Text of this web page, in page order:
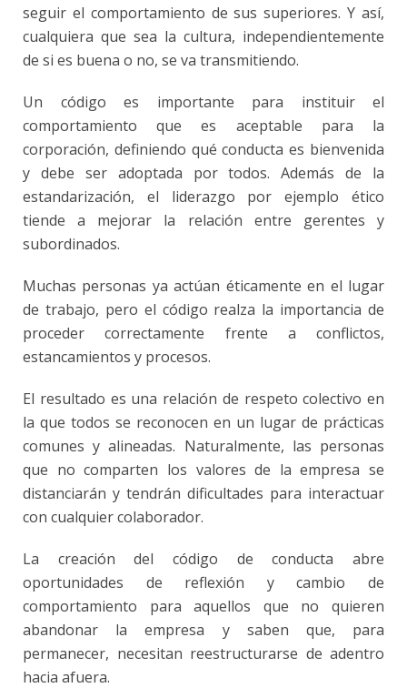
seguir el comportamiento de sus superiores. Y así,
cualquiera que sea la cultura, independientemente
de si es buena o no, se va transmitiendo.
Un código es importante para instituir el
comportamiento que es aceptable para la
corporación, definiendo qué conducta es bienvenida
y debe ser adoptada por todos. Además de la
estandarización, el liderazgo por ejemplo ético
tiende a mejorar la relación entre gerentes y
subordinados.
Muchas personas ya actúan éticamente en el lugar
de trabajo, pero el código realza la importancia de
proceder correctamente frente a conflictos,
estancamientos y procesos.
El resultado es una relación de respeto colectivo en
la que todos se reconocen en un lugar de prácticas
comunes y alineadas. Naturalmente, las personas
que no comparten los valores de la empresa se
distanciarán y tendrán dificultades para interactuar
con cualquier colaborador.
La creación del código de conducta abre
oportunidades de reflexión y cambio de
comportamiento para aquellos que no quieren
abandonar la empresa y saben que, para
permanecer, necesitan reestructurarse de adentro
hacia afuera.